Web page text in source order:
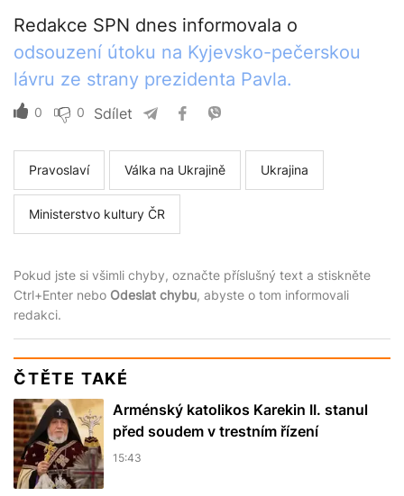
Redakce SPN dnes informovala o
odsouzení útoku na Kyjevsko-pečerskou
lávru ze strany prezidenta Pavla.
0 0 Sdílet
Pravoslaví Válka na Ukrajině Ukrajina
Ministerstvo kultury ČR
Pokud jste si všimli chyby, označte příslušný text a stiskněte
Ctrl+Enter nebo Odeslat chybu, abyste o tom informovali
redakci.
ČTĚTE TAKÉ
Arménský katolikos Karekin II. stanul
před soudem v trestním řízení
15:43